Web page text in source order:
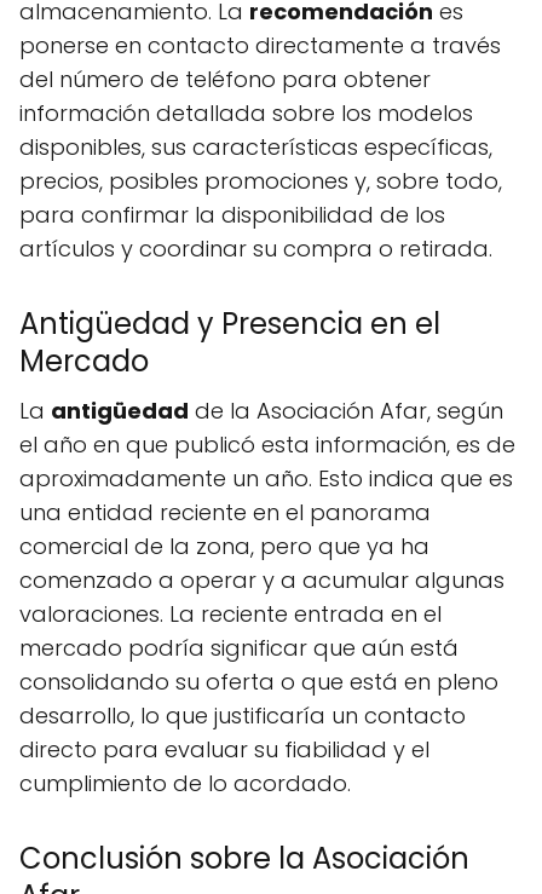
almacenamiento. La recomendación es
ponerse en contacto directamente a través
del número de teléfono para obtener
información detallada sobre los modelos
disponibles, sus características específicas,
precios, posibles promociones y, sobre todo,
para confirmar la disponibilidad de los
artículos y coordinar su compra o retirada.
Antigüedad y Presencia en el
Mercado
La antigüedad de la Asociación Afar, según
el año en que publicó esta información, es de
aproximadamente un año. Esto indica que es
una entidad reciente en el panorama
comercial de la zona, pero que ya ha
comenzado a operar y a acumular algunas
valoraciones. La reciente entrada en el
mercado podría significar que aún está
consolidando su oferta o que está en pleno
desarrollo, lo que justificaría un contacto
directo para evaluar su fiabilidad y el
cumplimiento de lo acordado.
Conclusión sobre la Asociación